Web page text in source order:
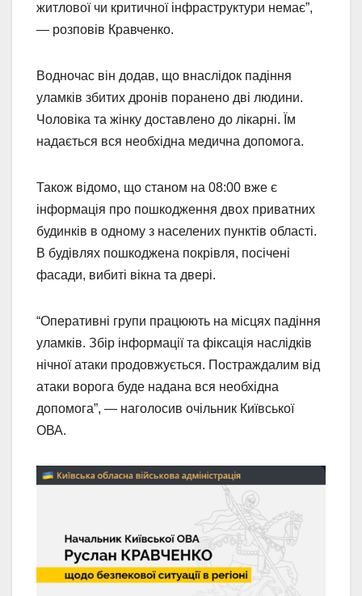
житлової чи критичної інфраструктури немає”,
— розповів Кравченко.
Водночас він додав, що внаслідок падіння
уламків збитих дронів поранено дві людини.
Чоловіка та жінку доставлено до лікарні. Їм
надається вся необхідна медична допомога.
Також відомо, що станом на 08:00 вже є
інформація про пошкодження двох приватних
будинків в одному з населених пунктів області.
В будівлях пошкоджена покрівля, посічені
фасади, вибиті вікна та двері.
“Оперативні групи працюють на місцях падіння
уламків. Збір інформації та фіксація наслідків
нічної атаки продовжується. Постраждалим від
атаки ворога буде надана вся необхідна
допомога”, — наголосив очільник Київської
ОВА.